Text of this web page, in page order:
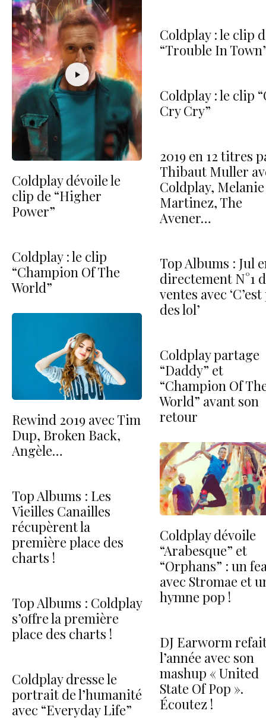
Coldplay dévoile le
clip de “Higher
Power”
Coldplay : le clip
“Champion Of The
World”
Rewind 2019 avec Tim
Dup, Broken Back,
Angèle…
Top Albums : Les
Vieilles Canailles
récupèrent la
première place des
charts !
Top Albums : Coldplay
s’offre la première
place des charts !
Coldplay dresse le
portrait de l’humanité
avec “Everyday Life”
Coldplay : le clip
“Trouble In
Coldplay : le clip
Cry Cry”
2019 en 12 titres
Thibaut Muller
Coldplay, Melanie
Martinez, The
Avener…
Top Albums : Jul
directement N°1
ventes avec
des lol’
Coldplay partage
“Daddy” et
“Champion Of
World” avant son
retour
Coldplay dévoile
“Arabesque” et
“Orphans” : un
avec Stromae et
hymne pop !
DJ Earworm
l’année avec son
mashup « United
State Of Pop ».
Écoutez !